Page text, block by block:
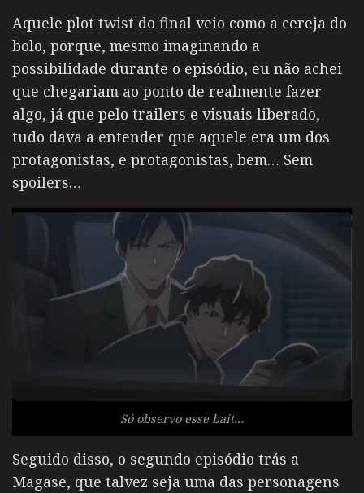
Aquele plot twist do final veio como a cereja do
bolo, porque, mesmo imaginando a
possibilidade durante o episódio, eu não achei
que chegariam ao ponto de realmente fazer
algo, já que pelo trailers e visuais liberado,
tudo dava a entender que aquele era um dos
protagonistas, e protagonistas, bem… Sem
spoilers…
Só observo esse bait…
Seguido disso, o segundo episódio trás a
Magase, que talvez seja uma das personagens